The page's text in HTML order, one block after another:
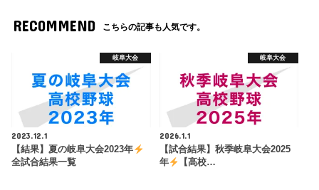
RECOMMEND こちらの記事も人気です。
岐阜大会
2023.12.1
【結果】夏の岐阜大会2023年
全試合結果一覧
岐阜大会
2026.1.1
【試合結果】秋季岐阜大会2025
年
【高校…